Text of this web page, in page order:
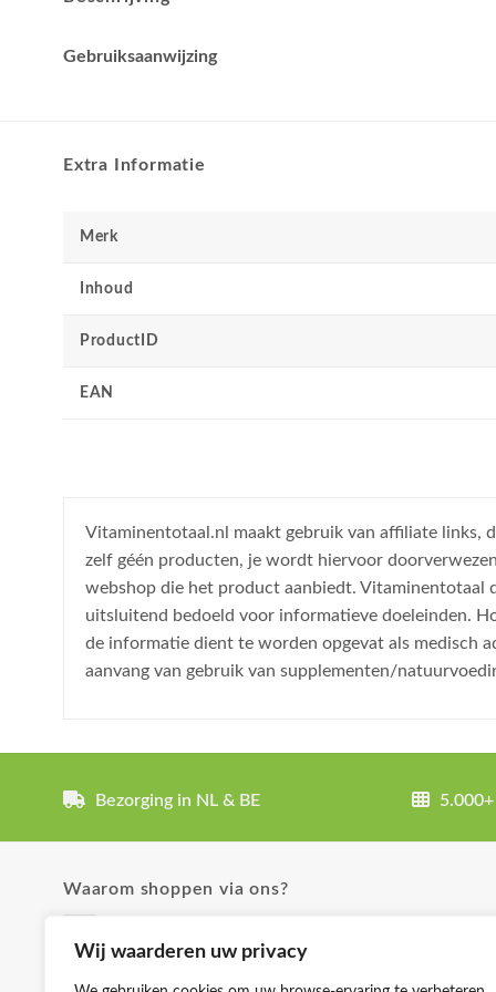
Wij waarderen uw privacy
Gebruiksaanwijzing
Extra Informatie
Merk
Inhoud
ProductID
EAN
Vitaminentotaal.nl maakt gebruik van affiliate links,
zelf géén producten, je wordt hiervoor
webshop die het product aanbiedt. Vitaminentotaal
uitsluitend bedoeld voor informatieve doeleinden.
de informatie dient te worden opgevat als medisch
aanvang van gebruik van supplementen/
Bezorging in NL & BE
Waarom shoppen via ons?
✓ Uitgebreide product omschrijvingen